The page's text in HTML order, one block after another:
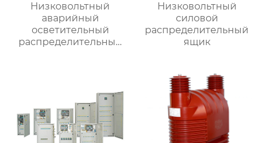
Низковольтный
аварийный
осветительный
распределительный
Низковольтный
силовой
распределительный
ящик